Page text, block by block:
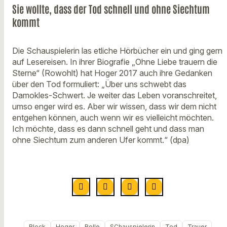
Sie wollte, dass der Tod schnell und ohne Siechtum
kommt
Die Schauspielerin las etliche Hörbücher ein und ging gern
auf Lesereisen. In ihrer Biografie „Ohne Liebe trauern die
Sterne“ (Rowohlt) hat Hoger 2017 auch ihre Gedanken
über den Tod formuliert: „Über uns schwebt das
Damokles-Schwert. Je weiter das Leben voranschreitet,
umso enger wird es. Aber wir wissen, dass wir dem nicht
entgehen können, auch wenn wir es vielleicht möchten.
Ich möchte, dass es dann schnell geht und dass man
ohne Siechtum zum anderen Ufer kommt.“ (dpa)